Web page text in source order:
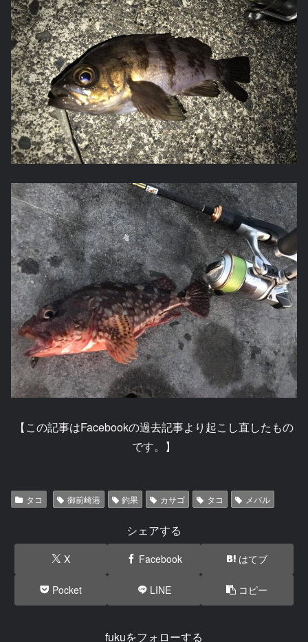
【この記事はFacebookの過去記事より起こし直したもの
です。】
タコ 御前崎港 釣果 カサゴ タコ メバル
シェアする
X Facebook はてブ
Pocket LINE コピー
fukuをフォローする